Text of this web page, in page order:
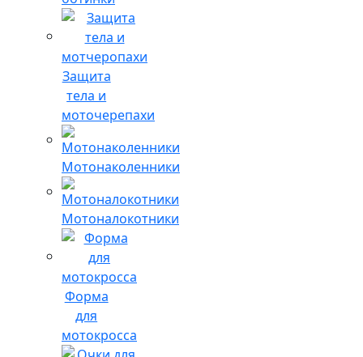
Защита
тела и
моточерепахи
Мотонаколенники
Мотоналокотники
Форма
для
мотокросса